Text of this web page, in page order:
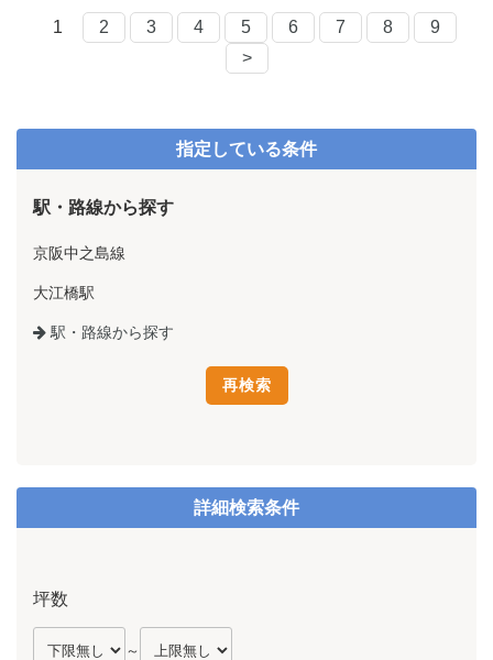
1 2 3 4 5 6 7 8
9
>
指定している条件
駅・路線から探す
京阪中之島線
大江橋駅
駅・路線から探す
詳細検索条件
坪数
～